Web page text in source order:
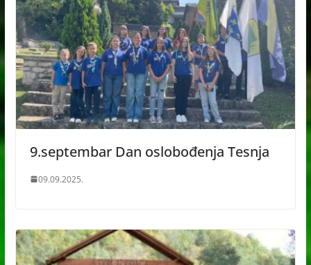
9.septembar Dan oslobođenja Tesnja
09.09.2025.